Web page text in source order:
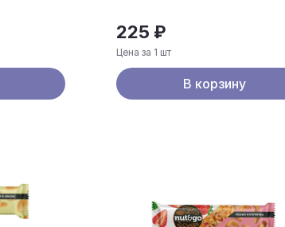
225 ₽
Цена за 1 шт
В корзину